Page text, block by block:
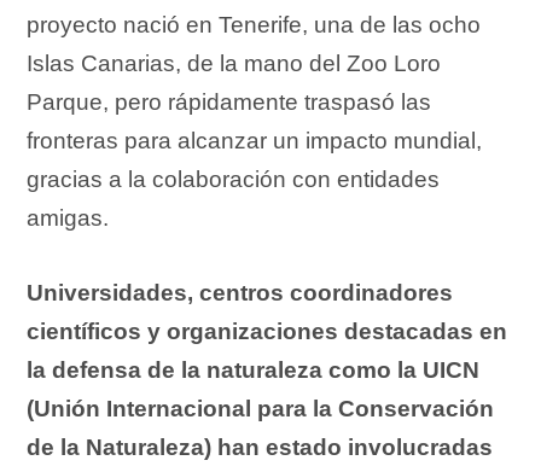
proyecto nació en Tenerife, una de las ocho
Islas Canarias, de la mano del Zoo Loro
Parque, pero rápidamente traspasó las
fronteras para alcanzar un impacto mundial,
gracias a la colaboración con entidades
amigas.
Universidades, centros coordinadores
científicos y organizaciones destacadas en
la defensa de la naturaleza como la UICN
(Unión Internacional para la Conservación
de la Naturaleza) han estado involucradas